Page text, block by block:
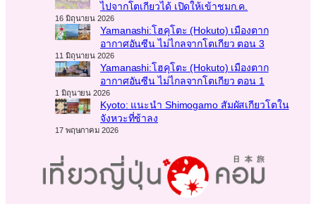
ไปจากโตเกียวได้ เปิดให้เข้าชมก.ค.
16 มิถุนายน 2026
Yamanashi:โฮคุโตะ (Hokuto) เมืองตาก
อากาศอันซีน ไม่ไกลจากโตเกียว ตอน 3
11 มิถุนายน 2026
Yamanashi:โฮคุโตะ (Hokuto) เมืองตาก
อากาศอันซีน ไม่ไกลจากโตเกียว ตอน 1
1 มิถุนายน 2026
Kyoto: แนะนำ Shimogamo สัมผัสเกียวโตใน
จังหวะที่ช้าลง
17 พฤษภาคม 2026